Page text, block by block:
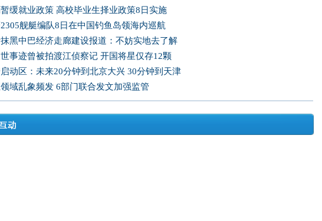
缓就业政策 高校毕业生择业政策8日实施
舰艇编队8日在中国钓鱼岛领海内巡航
黑中巴经济走廊建设报道：不妨实地去了解
事迹曾被拍渡江侦察记 开国将星仅存12颗
动区：未来20分钟到北京大兴 30分钟到天津
域乱象频发 6部门联合发文加强监管